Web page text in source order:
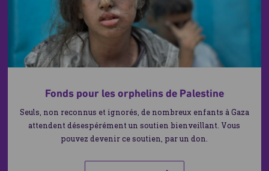
Fonds pour les orphelins de Palestine
Seuls, non reconnus et ignorés, de nombreux enfants à Gaza
attendent désespérément un soutien bienveillant. Vous
pouvez devenir ce soutien, par un don.